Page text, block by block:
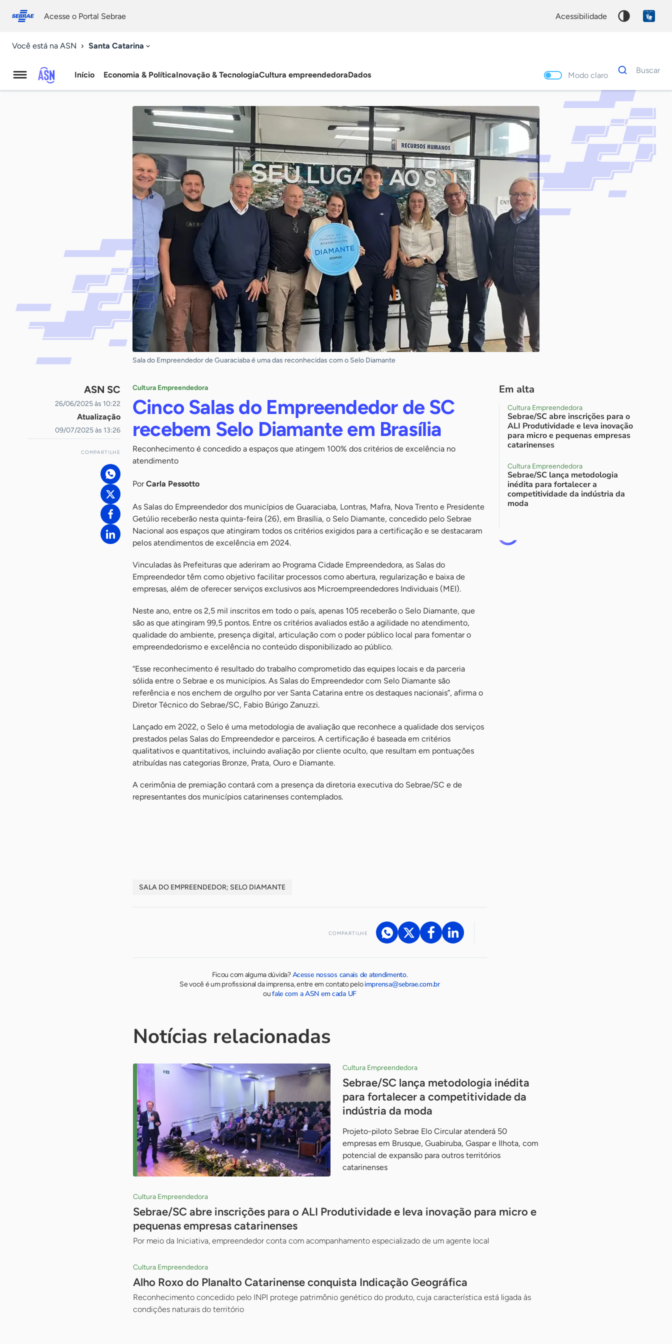
conosco
Acesse o Portal Sebrae acessibilidade
Você está na ASN Santa Catarina
Agência
Início Economia & PolíticaInovação & TecnologiaCultura empreendedoraDados Modo claro
Dados
para
Buscar
Palavra
chave
Sala do Empreendedor de Guaraciaba é uma das reconhecidas com o Selo Diamante
ASN SC
26/06/2025 às 10:22
Atualização
09/07/2025 às 13:26
COMPARTILHE
Cultura Empreendedora
Cinco Salas do Empreendedor de SC
recebem Selo Diamante em Brasília
Reconhecimento é concedido a espaços que atingem 100% dos critérios de excelência no
atendimento
PorCarla Pessotto
As Salas do Empreendedor dos municípios de Guaraciaba, Lontras, Mafra, Nova Trento e Presidente
Getúlio receberão nesta quinta-feira (26), em Brasília, o Selo Diamante, concedido pelo Sebrae
Nacional aos espaços que atingiram todos os critérios exigidos para a certificação e se destacaram
pelos atendimentos de excelência em 2024.
Vinculadas às Prefeituras que aderiram ao Programa Cidade Empreendedora, as Salas do
Empreendedor têm como objetivo facilitar processos como abertura, regularização e baixa de
empresas, além de oferecer serviços exclusivos aos Microempreendedores Individuais (MEI).
Neste ano, entre os 2,5 mil inscritos em todo o país, apenas 105 receberão o Selo Diamante, que
são as que atingiram 99,5 pontos. Entre os critérios avaliados estão a agilidade no atendimento,
qualidade do ambiente, presença digital, articulação com o poder público local para fomentar o
empreendedorismo e excelência no conteúdo disponibilizado ao público.
“Esse reconhecimento é resultado do trabalho comprometido das equipes locais e da parceria
sólida entre o Sebrae e os municípios. As Salas do Empreendedor com Selo Diamante são
referência e nos enchem de orgulho por ver Santa Catarina entre os destaques nacionais”, afirma o
Diretor Técnico do Sebrae/SC, Fabio Búrigo Zanuzzi.
Lançado em 2022, o Selo é uma metodologia de avaliação que reconhece a qualidade dos serviços
prestados pelas Salas do Empreendedor e parceiros. A certificação é baseada em critérios
qualitativos e quantitativos, incluindo avaliação por cliente oculto, que resultam em pontuações
atribuídas nas categorias Bronze, Prata, Ouro e Diamante.
A cerimônia de premiação contará com a presença da diretoria executiva do Sebrae/SC e de
representantes dos municípios catarinenses contemplados.
SALA DO EMPREENDEDOR; SELO DIAMANTE
COMPARTILHE
Ficou com alguma dúvida?Acesse nossos canais de atendimento.
Se você é um profissional da imprensa, entre em contato peloimprensa@sebrae.com.br
oufale com a ASN em cada UF
Em alta
Cultura Empreendedora
Sebrae/SC abre inscrições para o
ALI Produtividade e leva inovação
para micro e pequenas empresas
catarinenses
Cultura Empreendedora
Sebrae/SC lança metodologia
inédita para fortalecer a
competitividade da indústria da
moda
Notícias relacionadas
Cultura Empreendedora
Sebrae/SC lança metodologia inédita
para fortalecer a competitividade da
indústria da moda
Projeto-piloto Sebrae Elo Circular atenderá 50
empresas em Brusque, Guabiruba, Gaspar e Ilhota, com
potencial de expansão para outros territórios
catarinenses
Cultura Empreendedora
Sebrae/SC abre inscrições para o ALI Produtividade e leva inovação para micro e
pequenas empresas catarinenses
Por meio da Iniciativa, empreendedor conta com acompanhamento especializado de um agente local
Cultura Empreendedora
Alho Roxo do Planalto Catarinense conquista Indicação Geográfica
Reconhecimento concedido pelo INPI protege patrimônio genético do produto, cuja característica está ligada às
condições naturais do território